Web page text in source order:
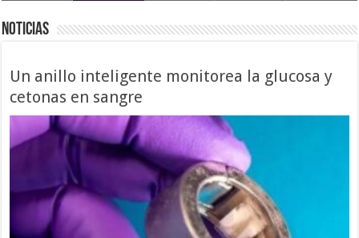
Noticias
Un anillo inteligente monitorea la glucosa y
cetonas en sangre